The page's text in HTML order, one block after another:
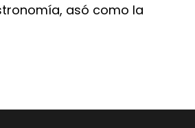
asó como la